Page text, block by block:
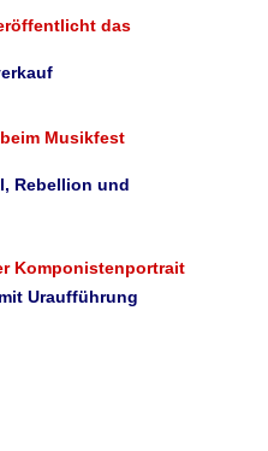
das
Musikfest
Rebellion und
Komponistenportrait
Uraufführung